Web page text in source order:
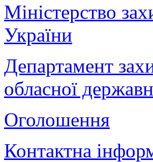
Міністерство
України
Департамент
обласної
Оголошення
Контактна